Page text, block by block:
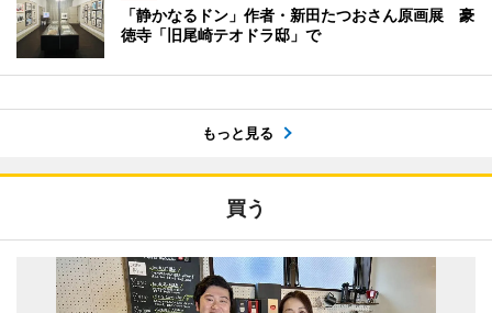
「静かなるドン」作者・新田たつおさん原画展 豪
徳寺「旧尾崎テオドラ邸」で
もっと見る
買う